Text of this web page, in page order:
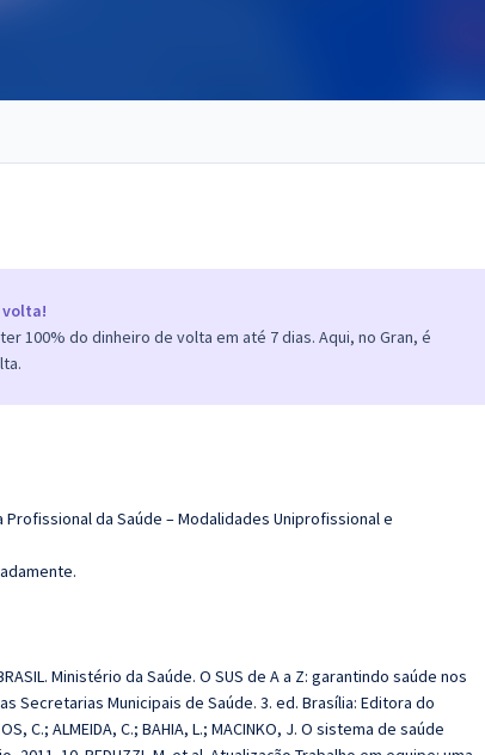
volta!
100% do dinheiro de volta em até 7 dias. Aqui, no Gran, é
da Saúde – Modalidades Uniprofissional e
Ministério da Saúde. O SUS de A a Z: garantindo saúde nos
Secretarias Municipais de Saúde. 3. ed. Brasília: Editora do
C.; ALMEIDA, C.; BAHIA, L.; MACINKO, J. O sistema de saúde